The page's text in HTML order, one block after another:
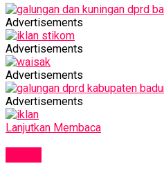
Advertisements
Advertisements
Advertisements
Advertisements
Lanjutkan Membaca